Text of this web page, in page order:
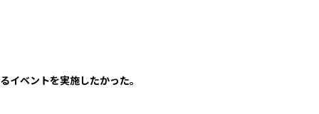
ベントを実施したかった。